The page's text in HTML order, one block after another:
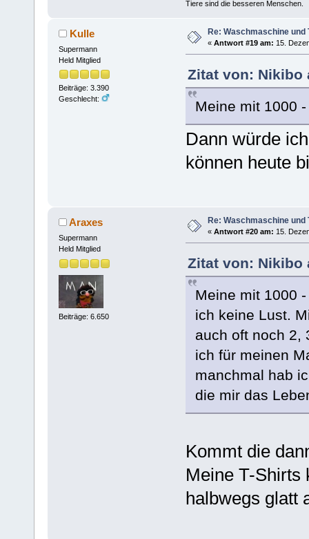
Tiere sind die besseren Menschen.
Kulle
Supermann
Held Mitglied
Beiträge: 3.390
Geschlecht:
Re: Waschmaschine und
« Antwort #19 am: 15.
Zitat von: Nikibo
Meine mit 1000
Dann würde
können heute
Araxes
Supermann
Held Mitglied
Beiträge: 6.650
Re: Waschmaschine und
« Antwort #20 am: 15.
Zitat von: Nikibo
Meine mit 1000
ich keine Lust.
auch oft noch 2,
ich für meinen
manchmal hab
die mir das
Kommt die
Meine T-Shirts
halbwegs glatt